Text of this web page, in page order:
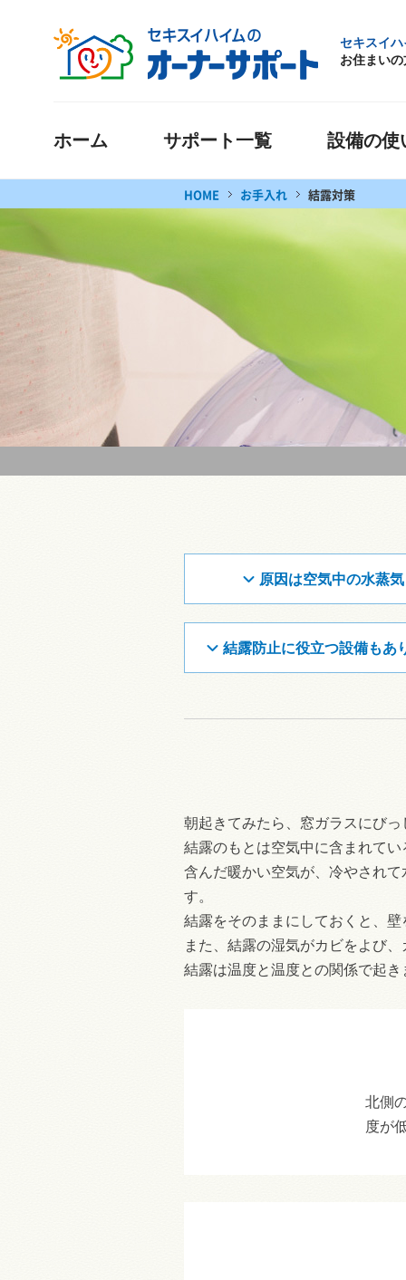
セキスイ
お住まい
ホーム サポート一覧 設備の使
HOME お手入れ 結露対策
原因は空気中の水蒸気
結露防止に役立つ設備もあ
朝起きてみたら、窓ガラスにび
結露のもとは空気中に含まれて
含んだ暖かい空気が、冷やされ
す。
結露をそのままにしておくと、
また、結露の湿気がカビをよび
結露は温度と温度との関係で起
北側
度が